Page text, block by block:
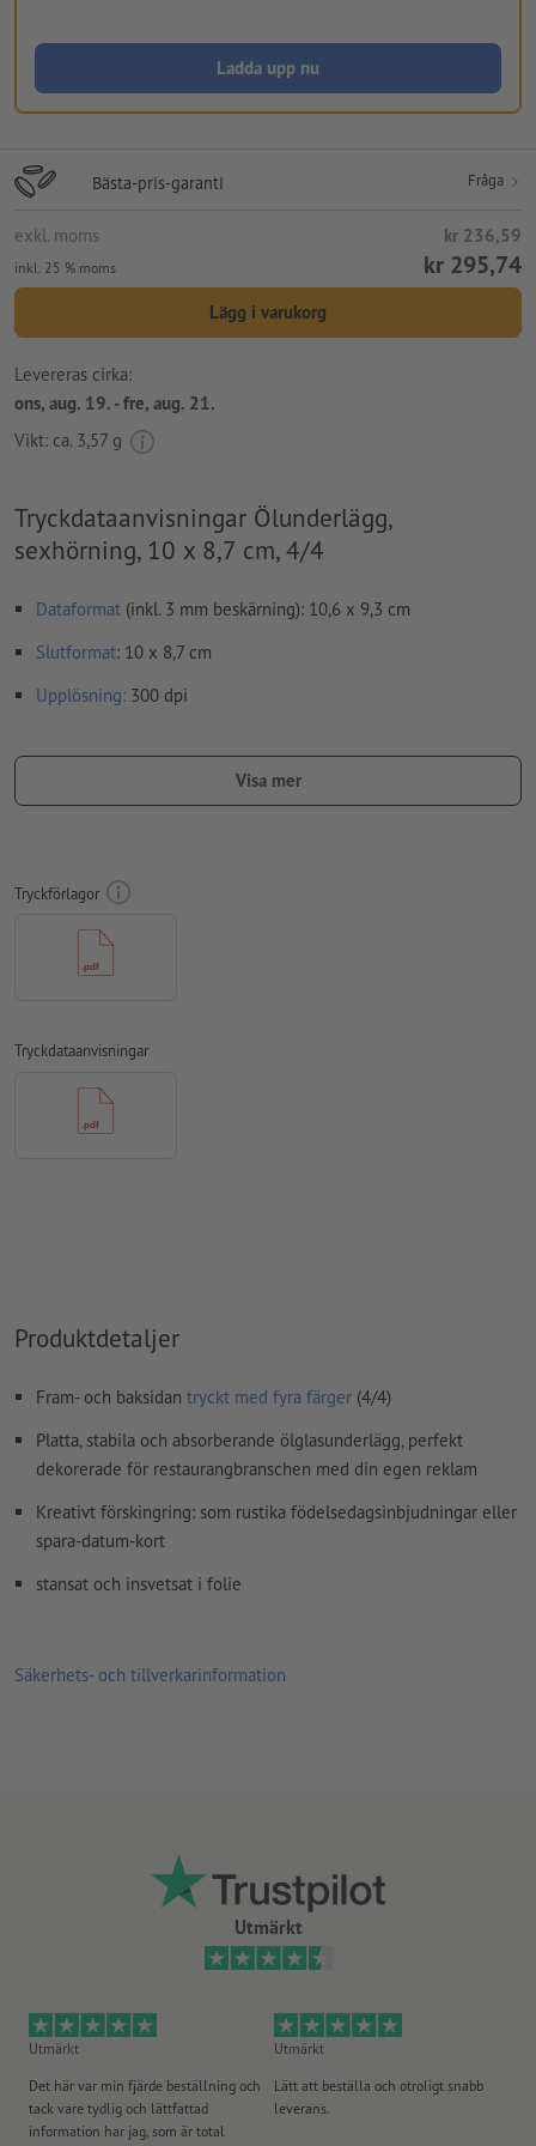
Ladda upp nu
Bästa-pris-garanti Fråga
exkl. moms kr 236,59
inkl. 25 % moms kr 295,74
Lägg i varukorg
Levereras cirka:
ons, aug. 19. - fre, aug. 21.
Vikt: ca. 3,57 g
Tryckdataanvisningar Ölunderlägg,
sexhörning, 10 x 8,7 cm, 4/4
Dataformat (inkl. 3 mm beskärning): 10,6 x 9,3 cm
Slutformat: 10 x 8,7 cm
Upplösning: 300 dpi
teckensnittmåste våra fullständigt inbäddade eller
färgläge:
CMYK, FOGRA52 (PSO Uncoated v3 FOGRA52) för
obestruket papper
svarta designelement: Ska läggas på enfärgat svart (Cyan 0
%, Magenta 0 %, Yellow 0 %, Key 100 %) för att utesluta
stavfel och sättningsfel
övertrycksinställningar
kommentarer
Visa mer
Tryckförlagor
Tryckdataanvisningar
Produktdetaljer
Fram- och baksidan tryckt med fyra färger (4/4)
Platta, stabila och absorberande ölglasunderlägg, perfekt
dekorerade för restaurangbranschen med din egen reklam
Kreativt förskingring: som rustika födelsedagsinbjudningar eller
spara-datum-kort
stansat och insvetsat i folie
Säkerhets- och tillverkarinformation
Utmärkt
Utmärkt
Det här var min fjärde beställning och
tack vare tydlig och lättfattad
information har jag, som är total
Utmärkt
Lätt att beställa och otroligt snabb
leverans.